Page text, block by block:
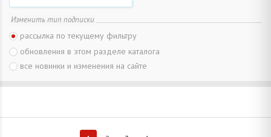
Изменить тип подписки
рассылка по текущему фильтру
обновления в этом разделе каталога
все новинки и изменения на сайте